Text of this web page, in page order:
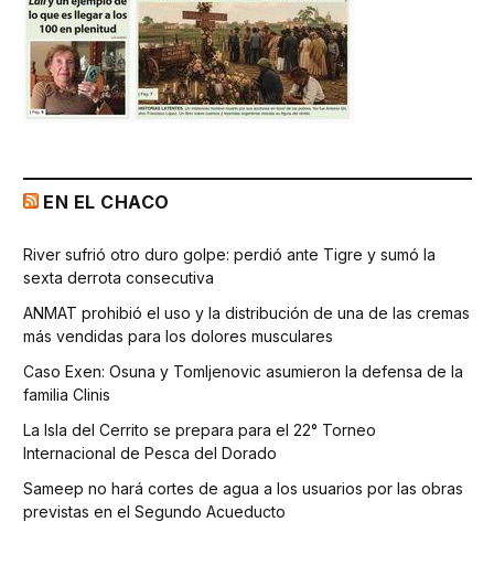
EN EL CHACO
River sufrió otro duro golpe: perdió ante Tigre y sumó la
sexta derrota consecutiva
ANMAT prohibió el uso y la distribución de una de las cremas
más vendidas para los dolores musculares
Caso Exen: Osuna y Tomljenovic asumieron la defensa de la
familia Clinis
La Isla del Cerrito se prepara para el 22° Torneo
Internacional de Pesca del Dorado
Sameep no hará cortes de agua a los usuarios por las obras
previstas en el Segundo Acueducto